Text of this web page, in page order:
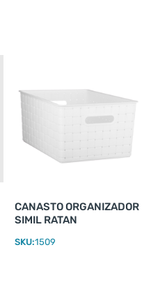
CANASTO ORGANIZADOR
SIMIL RATAN
SKU:1509